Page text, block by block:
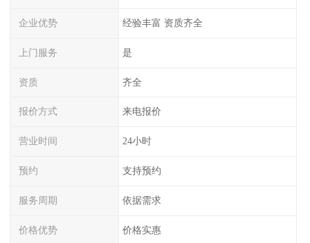
企业优势 经验丰富 资质齐全
上门服务 是
资质 齐全
报价方式 来电报价
营业时间 24小时
预约 支持预约
服务周期 依据需求
价格优势 价格实惠